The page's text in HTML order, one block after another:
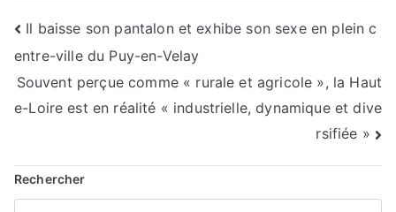
Navigation
de
l’article
Il baisse son pantalon et exhibe son sexe en plein c
entre-ville du Puy-en-Velay
Souvent perçue comme « rurale et agricole », la Haut
e-Loire est en réalité « industrielle, dynamique et dive
rsifiée »
Rechercher